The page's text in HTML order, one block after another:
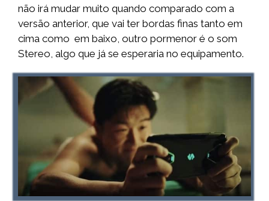
não irá mudar muito quando comparado com a
versão anterior, que vai ter bordas finas tanto em
cima como em baixo, outro pormenor é o som
Stereo, algo que já se esperaria no equipamento.